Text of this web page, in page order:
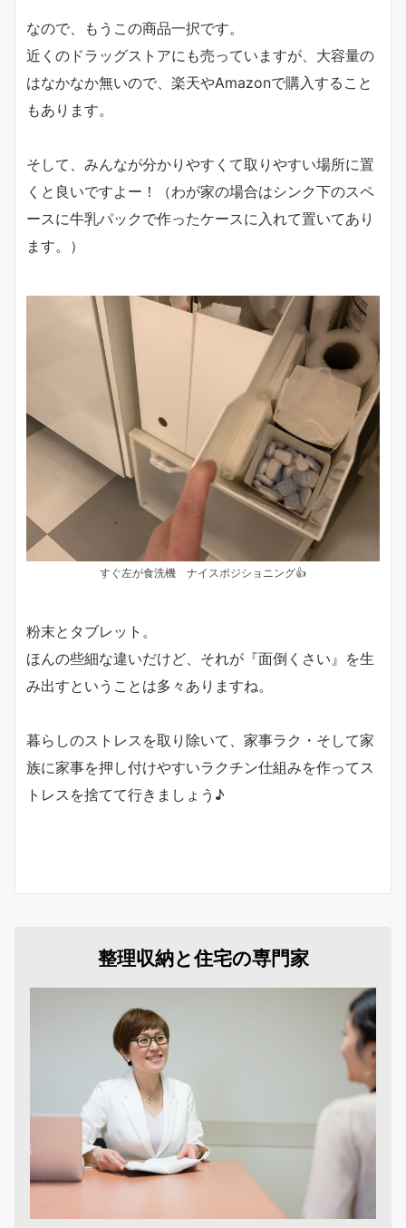
なので、もうこの商品一択です。
近くのドラッグストアにも売っていますが、大容量の
はなかなか無いので、楽天やAmazonで購入すること
もあります。
そして、みんなが分かりやすくて取りやすい場所に置
くと良いですよー！（わが家の場合はシンク下のスペ
ースに牛乳パックで作ったケースに入れて置いてあり
ます。）
すぐ左が食洗機 ナイスポジショニング👍
粉末とタブレット。
ほんの些細な違いだけど、それが『面倒くさい』を生
み出すということは多々ありますね。
暮らしのストレスを取り除いて、家事ラク・そして家
族に家事を押し付けやすいラクチン仕組みを作ってス
トレスを捨てて行きましょう♪
整理収納と住宅の専門家